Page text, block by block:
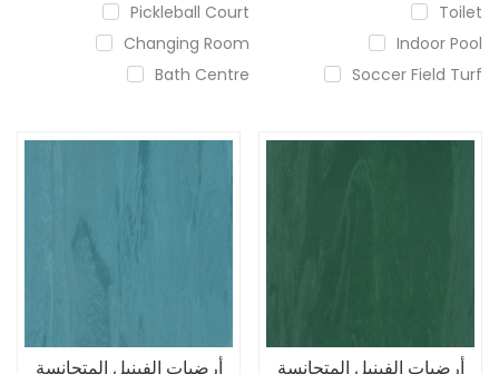
Pickleball Court
Toilet
Changing Room
Indoor Pool
Bath Centre
Soccer Field Turf
أرضيات الفينيل المتجانسة
أرضيات الفينيل المتجانسة